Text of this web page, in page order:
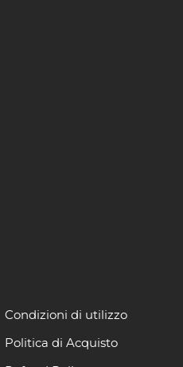
Condizioni di utilizzo
Politica di Acquisto